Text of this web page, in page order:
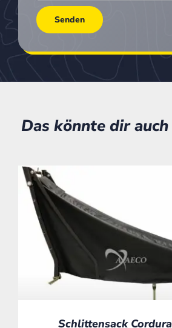
Das könnte dir
Schlittensack